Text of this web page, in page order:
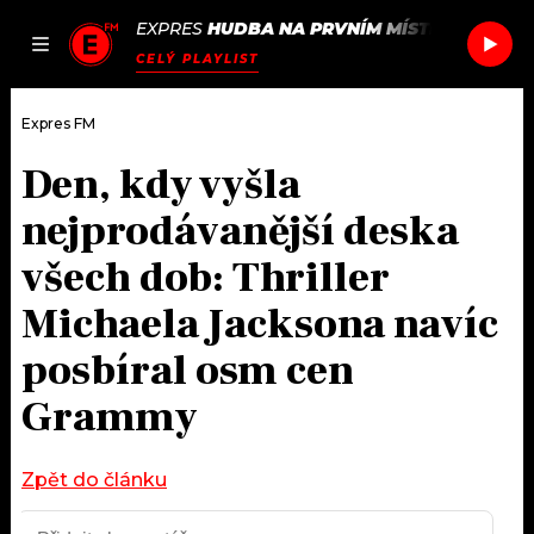
JAK
SEZNAM.CZ
EXPRES HUDBA NA PRVNÍM MÍSTĚ CHASE
CELÝ PLAYLIST
DOMŮ
ČLÁNKY
AKTUÁLNĚ
HUDBA
ROZHOVORY
#NEBUDUDOMA
PODCASTY
JAK NALADIT
APLIKACE
Expres FM
Den, kdy vyšla
nejprodávanější deska
všech dob: Thriller
Michaela Jacksona navíc
posbíral osm cen
Grammy
Zpět do článku